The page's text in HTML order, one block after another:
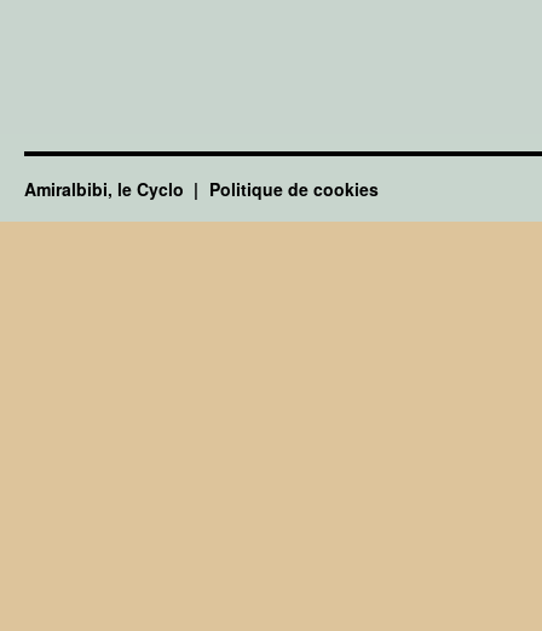
Amiralbibi, le Cyclo Politique de cookies